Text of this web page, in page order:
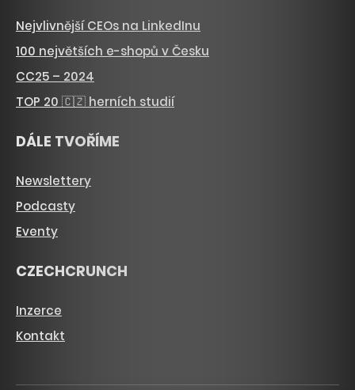
Nejvlivnější CEOs na LinkedInu
100 největších e-shopů v Česku
CC25 – 2024
TOP 20 🇨🇿 herních studií
DÁLE TVOŘÍME
Newslettery
Podcasty
Eventy
CZECHCRUNCH
Inzerce
Kontakt